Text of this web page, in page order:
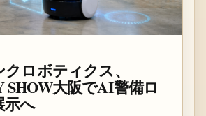
ロボティクス、
SHOW大阪でAI警備ロ
へ